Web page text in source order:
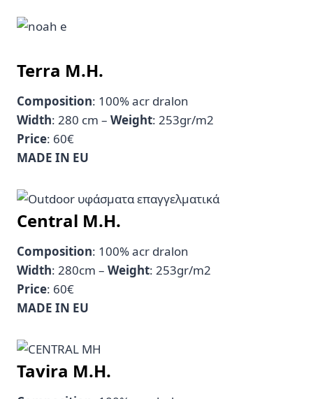
Terra M.H.
Composition: 100% acr dralon
Width: 280 cm – Weight: 253gr/m2
Price: 60€
MADE IN EU
Central M.H.
Composition: 100% acr dralon
Width: 280cm – Weight: 253gr/m2
Price: 60€
MADE IN EU
Tavira M.H.